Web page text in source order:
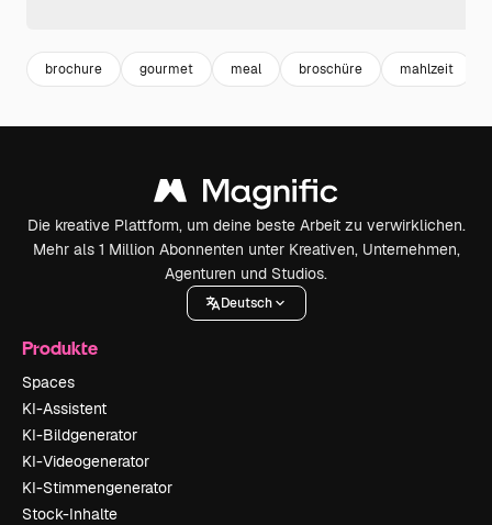
brochure gourmet meal broschüre mahlzeit
Die kreative Plattform, um deine beste Arbeit zu verwirklichen.
Mehr als 1 Million Abonnenten unter Kreativen, Unternehmen,
Agenturen und Studios.
Deutsch
Produkte
Spaces
KI-Assistent
KI-Bildgenerator
KI-Videogenerator
KI-Stimmengenerator
Stock-Inhalte